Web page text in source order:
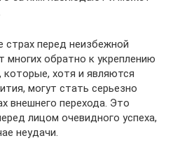
страх перед неизбежной
обратно к укреплению
которые, хотя и являются
могут стать серьезно
внешнего перехода. Это
лицом очевидного успеха,
неудачи.